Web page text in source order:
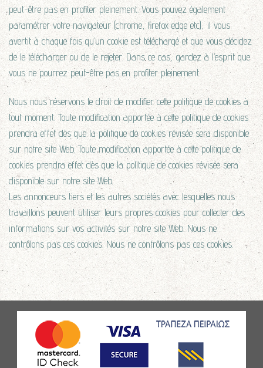
peut-être pas en profiter pleinement. Vous pouvez également
paramétrer votre navigateur (chrome, firefox edge etc), il vous
avertit à chaque fois qu’un cookie est téléchargé et que vous décidez
de le télécharger ou de le rejeter. Dans ce cas, gardez à l’esprit que
vous ne pourrez peut-être pas en profiter pleinement.
Nous nous réservons le droit de modifier cette politique de cookies à
tout moment. Toute modification apportée à cette politique de cookies
prendra effet dès que la politique de cookies révisée sera disponible
sur notre site Web. Toute modification apportée à cette politique de
cookies prendra effet dès que la politique de cookies révisée sera
disponible sur notre site Web.
Les annonceurs tiers et les autres sociétés avec lesquelles nous
travaillons peuvent utiliser leurs propres cookies pour collecter des
informations sur vos activités sur notre site Web. Nous ne
contrôlons pas ces cookies. Nous ne contrôlons pas ces cookies.